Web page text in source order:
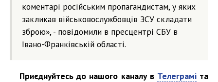
коментарі російським пропагандистам, у яких
закликав військовослужбовців ЗСУ складати
зброю», - повідомили в пресцентрі СБУ в
Івано-Франківській області.
Приєднуйтесь до нашого каналу в Телеграміта